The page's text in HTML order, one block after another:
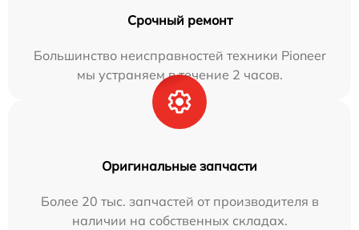
Срочный ремонт
Большинство неисправностей техники Pioneer
мы устраняем в течение 2 часов.
Оригинальные запчасти
Более 20 тыс. запчастей от производителя в
наличии на собственных складах.